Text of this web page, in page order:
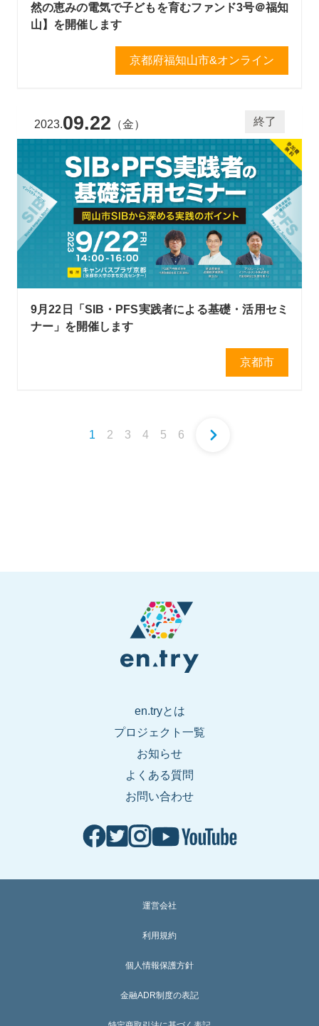
然の恵みの電気で子どもを育むファンド3号＠福知
山】を開催します
京都府福知山市&オンライン
2023.09.22 （金） 終了
9月22日「SIB・PFS実践者による基礎・活用セミ
ナー」を開催します
京都市
1 2 3 4 5 6
en.tryとは
プロジェクト一覧
お知らせ
よくある質問
お問い合わせ
運営会社
利用規約
個人情報保護方針
金融ADR制度の表記